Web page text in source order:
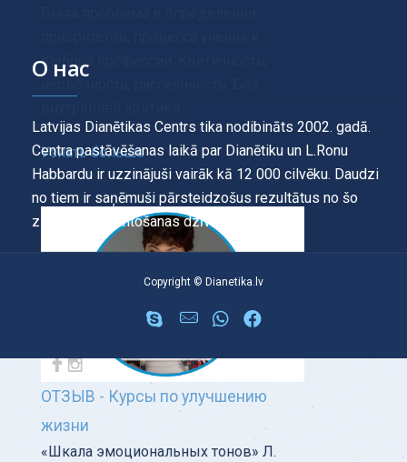
выбора профессии. Критичность,
Узнать больше
ОТЗЫВ - Курсы по улучшению
жизни
«Шкала эмоциональных тонов» Л.
О нас
Latvijas Dianētikas Centrs tika nodibināts 2002. gadā.
Centra pastāvēšanas laikā par Dianētiku un L.Ronu
Habbardu ir uzzinājuši vairāk kā 12 000 cilvēku. Daudzi
no tiem ir saņēmuši pārsteidzošus rezultātus no šo
zināšanu izmantošanas dzīvē.
Copyright © Dianetika.lv